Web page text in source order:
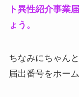
ト異性紹介事業
ょう。
ちなみにちゃん
届出番号をホー